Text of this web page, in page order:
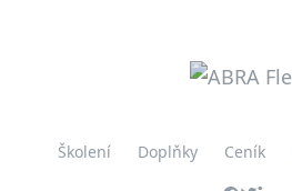
Školení Doplňky Ceník